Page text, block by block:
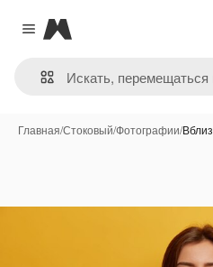
Close menu
Magnific
Главная/Стоковый/Фотографии/